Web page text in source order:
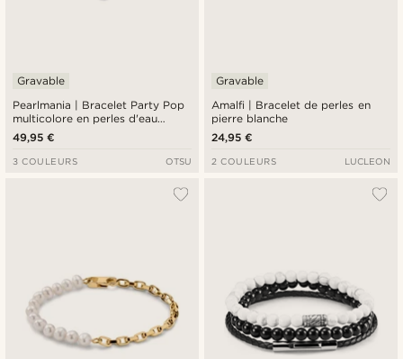
Pearlmania | Bracelet Party Pop
multicolore en perles d'eau
douce et perles de verre
Gravable
49,95 €
3 COULEURS OTSU
Amalfi | Bracelet de perles en
pierre blanche
Gravable
24,95 €
2 COULEURS LUCLEON